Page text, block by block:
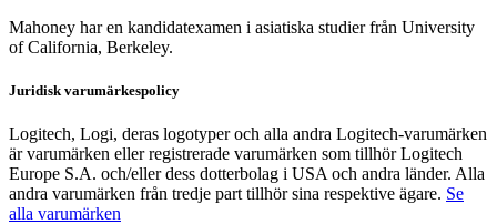
Mahoney har en kandidatexamen i asiatiska studier från University
of California, Berkeley.
Juridisk varumärkespolicy
Logitech, Logi, deras logotyper och alla andra Logitech-varumärken
är varumärken eller registrerade varumärken som tillhör Logitech
Europe S.A. och/eller dess dotterbolag i USA och andra länder. Alla
andra varumärken från tredje part tillhör sina respektive ägare. Se
alla varumärken